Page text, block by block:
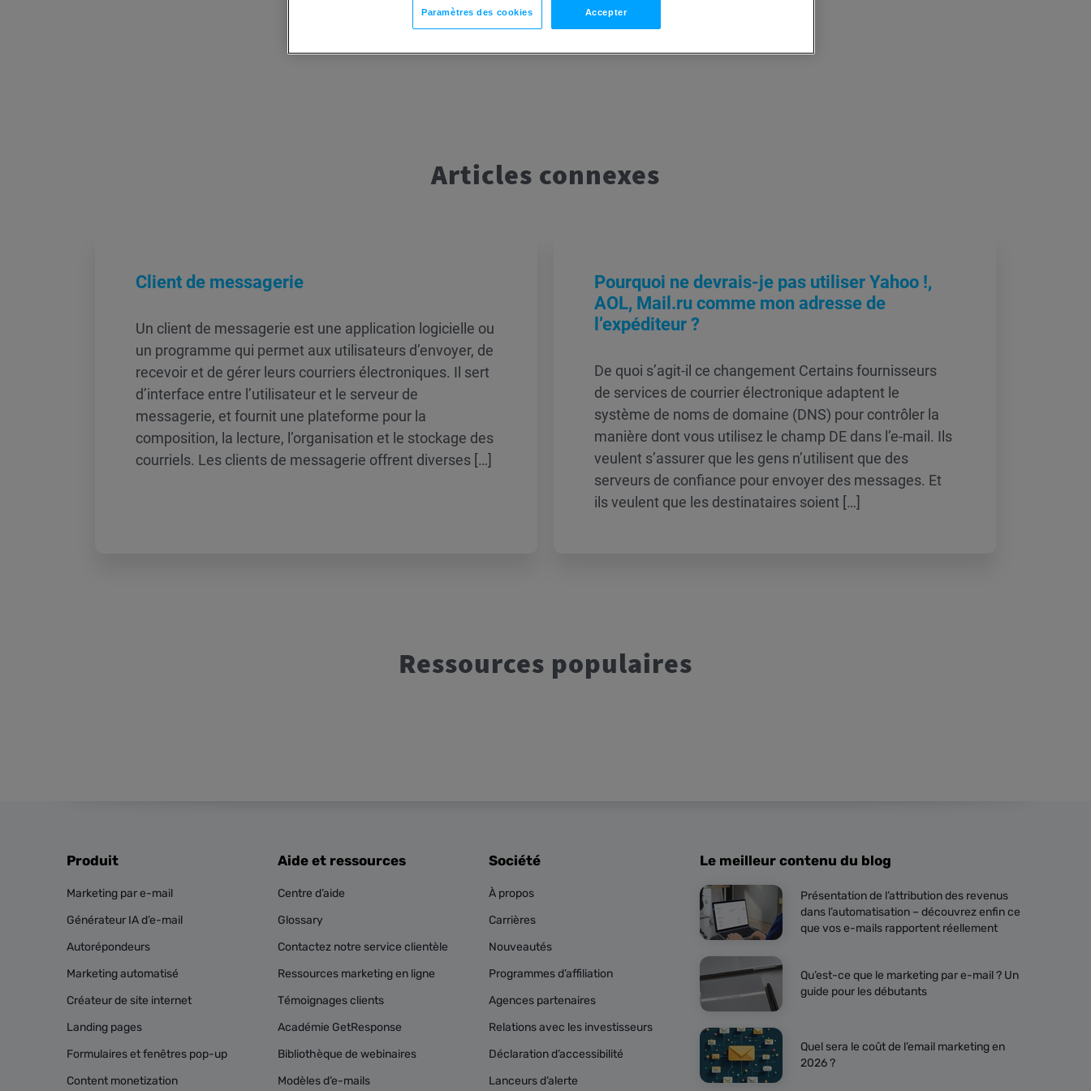
Articles connexes
Client de messagerie
Un client de messagerie est une application logicielle ou
un programme qui permet aux utilisateurs d’envoyer, de
recevoir et de gérer leurs courriers électroniques. Il sert
d’interface entre l’utilisateur et le serveur de
messagerie, et fournit une plateforme pour la
composition, la lecture, l’organisation et le stockage des
courriels. Les clients de messagerie offrent diverses […]
Pourquoi ne devrais-je pas utiliser Yahoo !,
AOL, Mail.ru comme mon adresse de
l’expéditeur ?
De quoi s’agit-il ce changement Certains fournisseurs
de services de courrier électronique adaptent le
système de noms de domaine (DNS) pour contrôler la
manière dont vous utilisez le champ DE dans l’e-mail. Ils
veulent s’assurer que les gens n’utilisent que des
serveurs de confiance pour envoyer des messages. Et
ils veulent que les destinataires soient […]
Ressources populaires
Produit
Marketing par e-mail
Générateur IA d’e-mail
Autorépondeurs
Marketing automatisé
Créateur de site internet
Landing pages
Formulaires et fenêtres pop-up
Content monetization
Aide et ressources
Centre d’aide
Glossary
Contactez notre service clientèle
Ressources marketing en ligne
Témoignages clients
Académie GetResponse
Bibliothèque de webinaires
Modèles d’e-mails
Société
À propos
Carrières
Nouveautés
Programmes d’affiliation
Agences partenaires
Relations avec les investisseurs
Déclaration d’accessibilité
Lanceurs d’alerte
Le meilleur contenu du blog
Présentation de l’attribution des revenus
dans l’automatisation – découvrez enfin ce
que vos e-mails rapportent réellement
Qu’est-ce que le marketing par e-mail ? Un
guide pour les débutants
Quel sera le coût de l’email marketing en
2026 ?
Paramètres des cookies Accepter